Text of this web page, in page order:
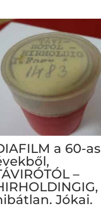
a 60-as
–
Jókai.